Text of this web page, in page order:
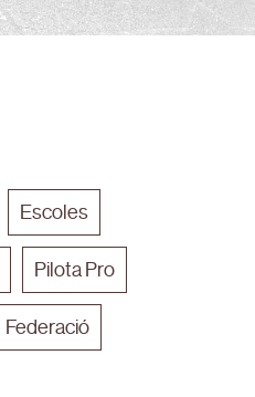
Escoles
Pilota Pro
Federació